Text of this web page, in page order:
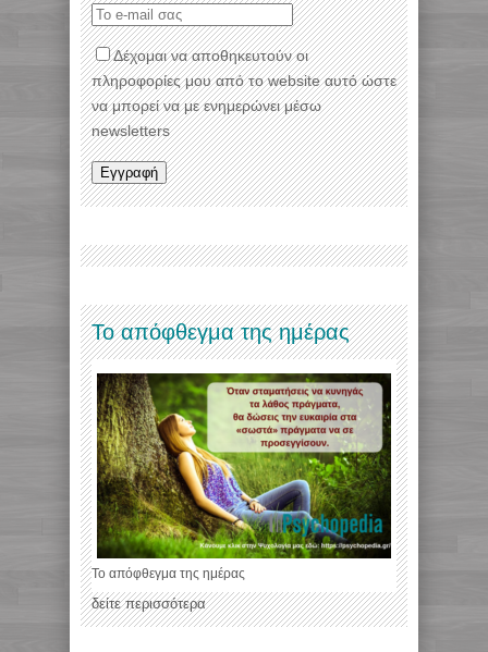
Δέχομαι να αποθηκευτούν οι
πληροφορίες μου από το website αυτό ώστε
να μπορεί να με ενημερώνει μέσω
newsletters
Το απόφθεγμα της ημέρας
Το απόφθεγμα της ημέρας
δείτε περισσότερα